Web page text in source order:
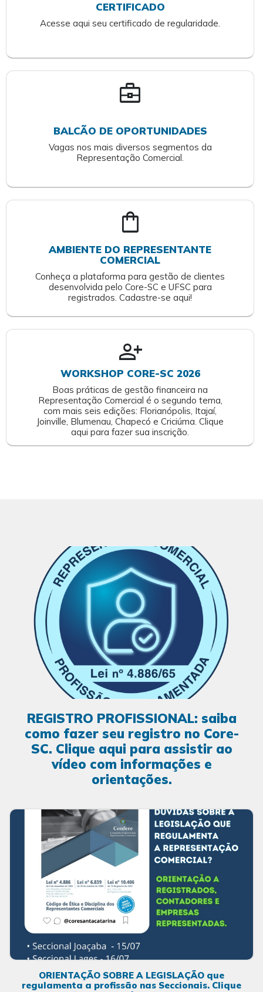
CERTIFICADO
Acesse aqui seu certificado de regularidade.
business_center
BALCÃO DE OPORTUNIDADES
Vagas nos mais diversos segmentos da
Representação Comercial.
shopping_bag
AMBIENTE DO REPRESENTANTE
COMERCIAL
Conheça a plataforma para gestão de clientes
desenvolvida pelo Core-SC e UFSC para
registrados. Cadastre-se aqui!
person_add
WORKSHOP CORE-SC 2026
Boas práticas de gestão financeira na
Representação Comercial é o segundo tema,
com mais seis edições: Florianópolis, Itajaí,
Joinville, Blumenau, Chapecó e Criciúma. Clique
aqui para fazer sua inscrição.
REGISTRO PROFISSIONAL: saiba
como fazer seu registro no Core-
SC. Clique aqui para assistir ao
vídeo com informações e
orientações.
ORIENTAÇÃO SOBRE A LEGISLAÇÃO que
regulamenta a profissão nas Seccionais. Clique